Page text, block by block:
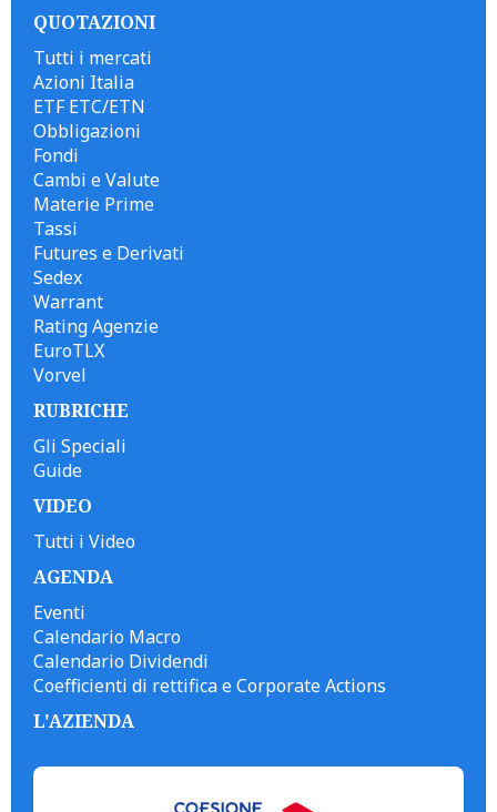
QUOTAZIONI
Tutti i mercati
Azioni Italia
ETF ETC/ETN
Obbligazioni
Fondi
Cambi e Valute
Materie Prime
Tassi
Futures e Derivati
Sedex
Warrant
Rating Agenzie
EuroTLX
Vorvel
RUBRICHE
Gli Speciali
Guide
VIDEO
Tutti i Video
AGENDA
Eventi
Calendario Macro
Calendario Dividendi
Coefficienti di rettifica e Corporate Actions
L'AZIENDA